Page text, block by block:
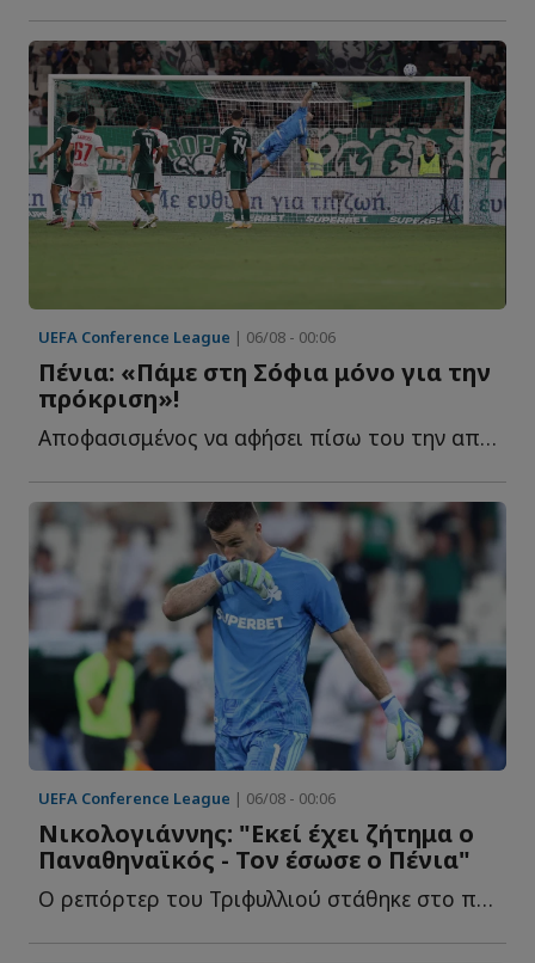
UEFA Conference League | 06/08 - 00:06
Πένια: «Πάμε στη Σόφια μόνο για την
πρόκριση»!
Αποφασισμένος να αφήσει πίσω του την απογοητευτική ι...
UEFA Conference League | 06/08 - 00:06
Νικολογιάννης: "Εκεί έχει ζήτημα ο
Παναθηναϊκός - Τον έσωσε ο Πένια"
Ο ρεπόρτερ του Τριφυλλιού στάθηκε στο πρόβλημα στο α...